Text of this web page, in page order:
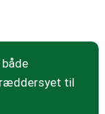
til